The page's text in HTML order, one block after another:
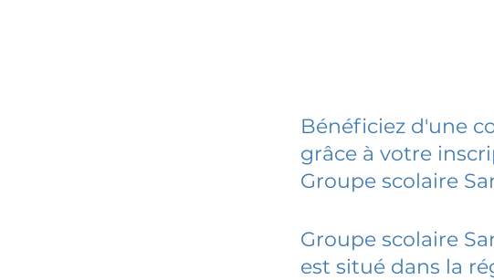
Bénéficiez d'une
grâce à votre
Groupe scolaire
Groupe scolaire
est situé dans la